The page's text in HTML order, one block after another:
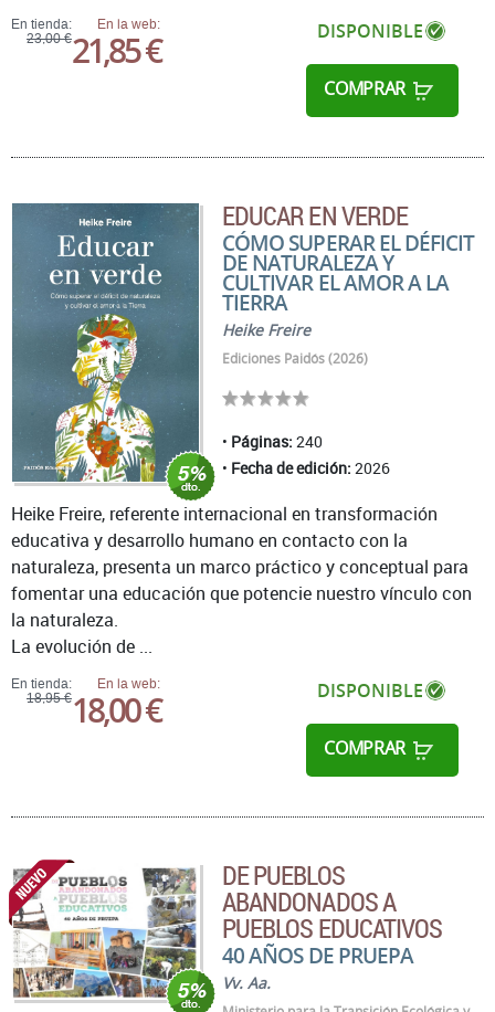
En tienda:
23,00 €
En la web:
21,85 € DISPONIBLE
COMPRAR
EDUCAR EN VERDE
CÓMO SUPERAR EL DÉFICIT
DE NATURALEZA Y
CULTIVAR EL AMOR A LA
TIERRA
Heike Freire
Ediciones Paidós (2026)
Páginas: 240
Fecha de edición: 2026
En tienda:
18,95 €
En la web:
18,00 € DISPONIBLE
COMPRAR
Heike Freire, referente internacional en transformación
educativa y desarrollo humano en contacto con la
naturaleza, presenta un marco práctico y conceptual para
fomentar una educación que potencie nuestro vínculo con
la naturaleza.
La evolución de ...
DE PUEBLOS
ABANDONADOS A
PUEBLOS EDUCATIVOS
40 AÑOS DE PRUEPA
Vv. Aa.